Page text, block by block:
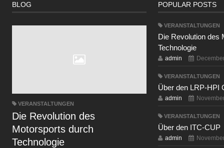
BLOG
VERANSTALTUNGEN
Die Revolution des
Motorsports durch
Technologie
POPULAR POSTS
VERANSTALTUNGEN
Die Revolution des
Technologie
admin
VERANSTALTUNGEN
Über den LRP-HPI
admin
VERANSTALTUNGEN
Über den ITC-CUP
admin